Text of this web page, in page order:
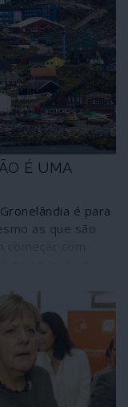
É UMA
é para
as que são
a retirada
tem importantes
gás natural e
sobre
ou outras, não
é um território